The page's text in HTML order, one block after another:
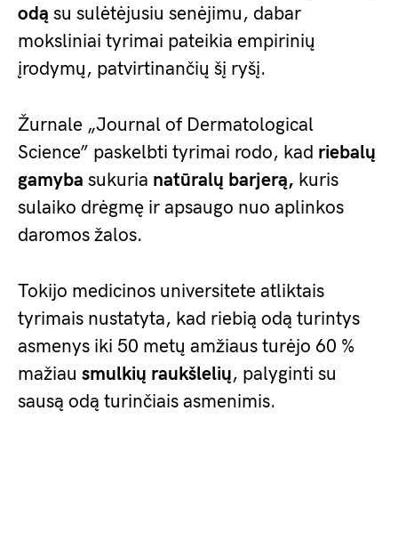
odą su sulėtėjusiu senėjimu, dabar
moksliniai tyrimai pateikia empirinių
įrodymų, patvirtinančių šį ryšį.
Žurnale „Journal of Dermatological
Science” paskelbti tyrimai rodo, kad riebalų
gamyba sukuria natūralų barjerą, kuris
sulaiko drėgmę ir apsaugo nuo aplinkos
daromos žalos.
Tokijo medicinos universitete atliktais
tyrimais nustatyta, kad riebią odą turintys
asmenys iki 50 metų amžiaus turėjo 60 %
mažiau smulkių raukšlelių, palyginti su
sausą odą turinčiais asmenimis.